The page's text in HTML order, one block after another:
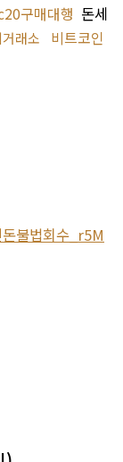
구매대행 돈세
래소
비트코인
불법회수_r5M